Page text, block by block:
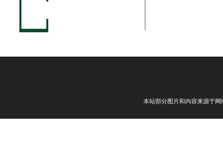
本站部分图片和内容来源于